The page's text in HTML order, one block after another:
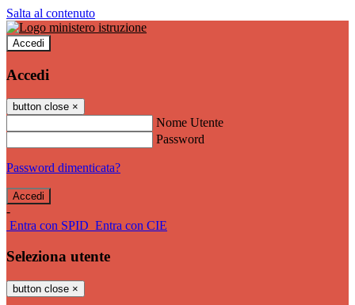
Salta al contenuto
Accedi
Accedi
button close ×
Nome Utente
Password
Password dimenticata?
-
Entra con SPID Entra con CIE
Seleziona utente
button close ×